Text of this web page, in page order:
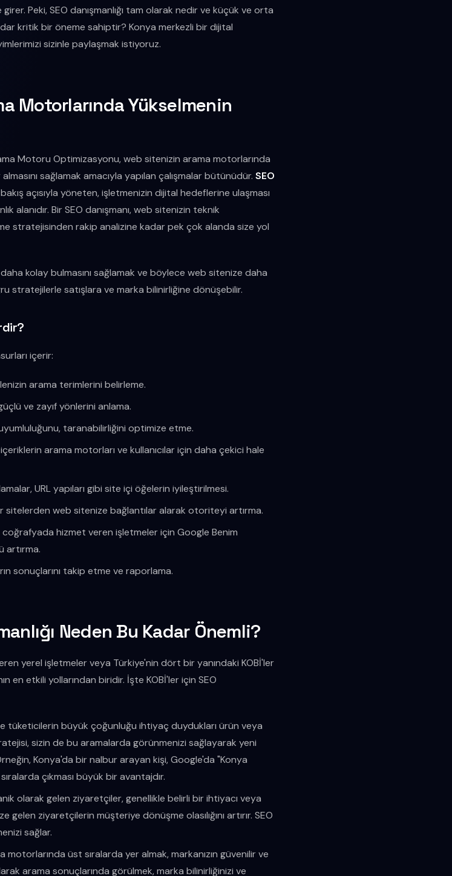
Peki, SEO danışmanlığı tam olarak nedir ve küçük ve orta
kritik bir öneme sahiptir? Konya merkezli bir dijital
sizinle paylaşmak istiyoruz.
Motorlarında Yükselmenin
Motoru Optimizasyonu, web sitenizin arama motorlarında
sağlamak amacıyla yapılan çalışmalar bütünüdür. SEO
açısıyla yöneten, işletmenizin dijital hedeflerine ulaşması
alanıdır. Bir SEO danışmanı, web sitenizin teknik
stratejisinden rakip analizine kadar pek çok alanda size yol
kolay bulmasını sağlamak ve böylece web sitenize daha
stratejilerle satışlara ve marka bilinirliğine dönüşebilir.
içerir:
arama terimlerini belirleme.
ve zayıf yönlerini anlama.
uyumluluğunu, taranabilirliğini optimize etme.
arama motorları ve kullanıcılar için daha çekici hale
URL yapıları gibi site içi öğelerin iyileştirilmesi.
sitelerden web sitenize bağlantılar alarak otoriteyi artırma.
coğrafyada hizmet veren işletmeler için Google Benim
artırma.
sonuçlarını takip etme ve raporlama.
Neden Bu Kadar Önemli?
yerel işletmeler veya Türkiye'nin dört bir yanındaki KOBİ'ler
en etkili yollarından biridir. İşte KOBİ'ler için SEO
tüketicilerin büyük çoğunluğu ihtiyaç duydukları ürün veya
sizin de bu aramalarda görünmenizi sağlayarak yeni
Konya'da bir nalbur arayan kişi, Google'da "Konya
çıkması büyük bir avantajdır.
olarak gelen ziyaretçiler, genellikle belirli bir ihtiyacı veya
ziyaretçilerin müşteriye dönüşme olasılığını artırır. SEO
sağlar.
motorlarında üst sıralarda yer almak, markanızın güvenilir ve
arama sonuçlarında görülmek, marka bilinirliğinizi ve